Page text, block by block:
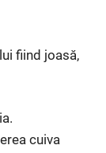
fiind joasă,
cuiva